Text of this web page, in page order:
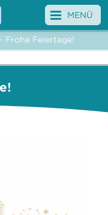
MENÜ
- Frohe Feiertage!